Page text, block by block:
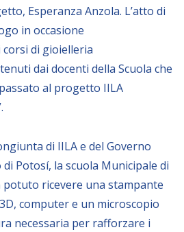
Esperanza Anzola. L’atto di
in occasione
corsi di gioielleria
dai docenti della Scuola che
al progetto IILA
di IILA e del Governo
Potosí, la scuola Municipale di
potuto ricevere una stampante
computer e un microscopio
necessaria per rafforzare i